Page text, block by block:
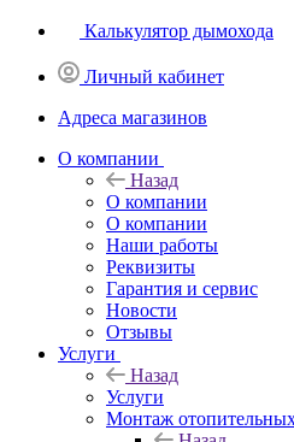
Калькулятор дымохода
Личный кабинет
Адреса магазинов
O компании
Назад
O компании
О компании
Наши работы
Реквизиты
Гарантия и сервис
Новости
Отзывы
Услуги
Назад
Услуги
Монтаж